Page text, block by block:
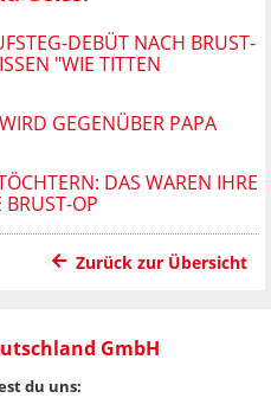
DEBÜT NACH BRUST-
"WIE TITTEN
GEGENÜBER PAPA
DAS WAREN IHRE
OP
Zurück zur Übersicht
GmbH
du uns: